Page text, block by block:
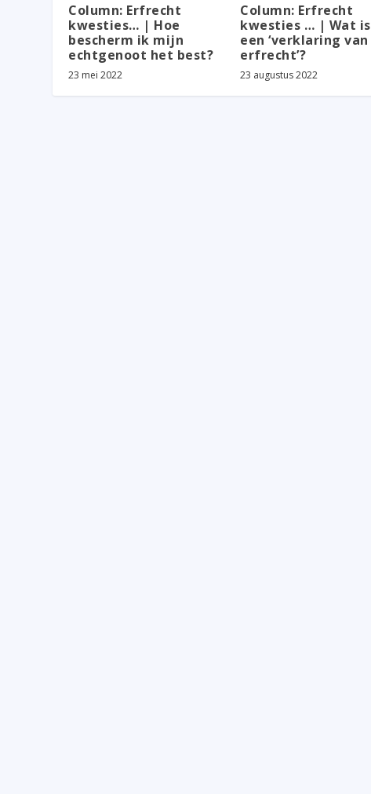
Column: Erfrecht
kwesties… | Hoe
bescherm ik mijn
echtgenoot het best?
23 mei 2022
Column: Erfrecht
kwesties … | Wat is
een ‘verklaring van
erfrecht’?
23 augustus 2022